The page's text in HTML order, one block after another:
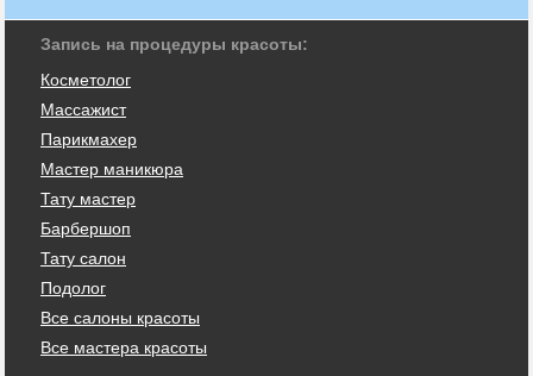
Запись на процедуры красоты:
Косметолог
Массажист
Парикмахер
Мастер маникюра
Тату мастер
Барбершоп
Тату салон
Подолог
Все салоны красоты
Все мастера красоты